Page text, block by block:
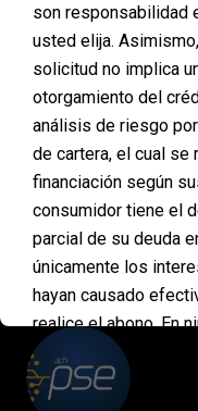
cirugía plástica,
nuestro último
puedes financiar
plástica a través
financiamiento
soluciones…
PAGOS
ONLINE
son responsabilidad
usted elija.
solicitud no implica
otorgamiento del
análisis de riesgo
de cartera, el cual se
financiación según
consumidor tiene el
parcial de su deuda
únicamente los
hayan causado
realice el abono. En
penalidades, multas
pagos anticipados.